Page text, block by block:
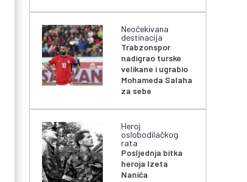
Neočekivana
destinacija
Trabzonspor
nadigrao turske
velikane i ugrabio
Mohameda Salaha
za sebe
Heroj
oslobodilačkog
rata
Posljednja bitka
heroja Izeta
Nanića